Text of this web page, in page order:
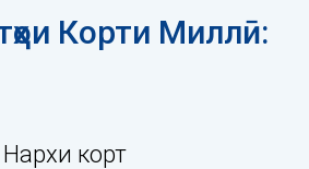
Корти Миллӣ:
Нархи корт